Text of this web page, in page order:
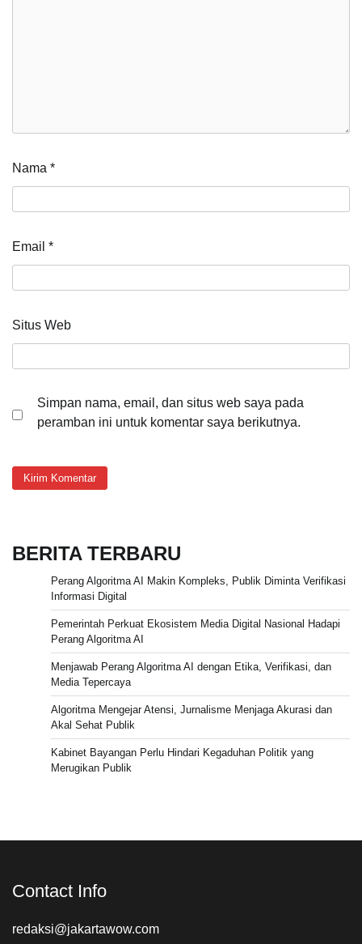
Nama *
Email *
Situs Web
Simpan nama, email, dan situs web saya pada
peramban ini untuk komentar saya berikutnya.
BERITA TERBARU
Perang Algoritma AI Makin Kompleks, Publik Diminta Verifikasi
Informasi Digital
Pemerintah Perkuat Ekosistem Media Digital Nasional Hadapi
Perang Algoritma AI
Menjawab Perang Algoritma AI dengan Etika, Verifikasi, dan
Media Tepercaya
Algoritma Mengejar Atensi, Jurnalisme Menjaga Akurasi dan
Akal Sehat Publik
Kabinet Bayangan Perlu Hindari Kegaduhan Politik yang
Merugikan Publik
Contact Info
redaksi@jakartawow.com